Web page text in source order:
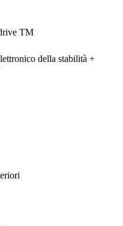
TM
della stabilità +